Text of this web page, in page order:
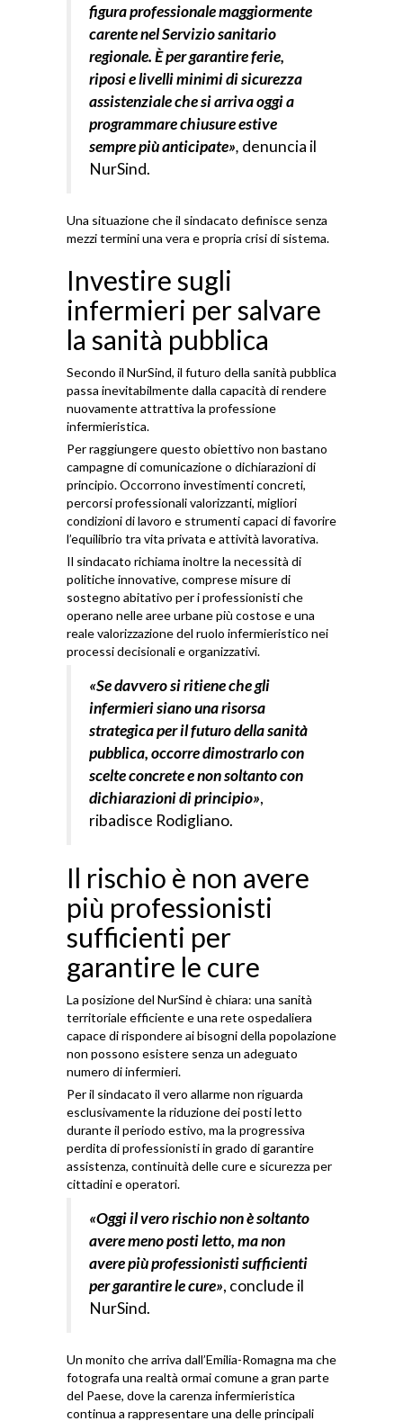
figura professionale maggiormente
carente nel Servizio sanitario
regionale. È per garantire ferie,
riposi e livelli minimi di sicurezza
assistenziale che si arriva oggi a
programmare chiusure estive
sempre più anticipate», denuncia il
NurSind.
Una situazione che il sindacato definisce senza
mezzi termini una vera e propria crisi di sistema.
Investire sugli
infermieri per salvare
la sanità pubblica
Secondo il NurSind, il futuro della sanità pubblica
passa inevitabilmente dalla capacità di rendere
nuovamente attrattiva la professione
infermieristica.
Per raggiungere questo obiettivo non bastano
campagne di comunicazione o dichiarazioni di
principio. Occorrono investimenti concreti,
percorsi professionali valorizzanti, migliori
condizioni di lavoro e strumenti capaci di favorire
l’equilibrio tra vita privata e attività lavorativa.
Il sindacato richiama inoltre la necessità di
politiche innovative, comprese misure di
sostegno abitativo per i professionisti che
operano nelle aree urbane più costose e una
reale valorizzazione del ruolo infermieristico nei
processi decisionali e organizzativi.
«Se davvero si ritiene che gli
infermieri siano una risorsa
strategica per il futuro della sanità
pubblica, occorre dimostrarlo con
scelte concrete e non soltanto con
dichiarazioni di principio»,
ribadisce Rodigliano.
Il rischio è non avere
più professionisti
sufficienti per
garantire le cure
La posizione del NurSind è chiara: una sanità
territoriale efficiente e una rete ospedaliera
capace di rispondere ai bisogni della popolazione
non possono esistere senza un adeguato
numero di infermieri.
Per il sindacato il vero allarme non riguarda
esclusivamente la riduzione dei posti letto
durante il periodo estivo, ma la progressiva
perdita di professionisti in grado di garantire
assistenza, continuità delle cure e sicurezza per
cittadini e operatori.
«Oggi il vero rischio non è soltanto
avere meno posti letto, ma non
avere più professionisti sufficienti
per garantire le cure», conclude il
NurSind.
Un monito che arriva dall’Emilia-Romagna ma che
fotografa una realtà ormai comune a gran parte
del Paese, dove la carenza infermieristica
continua a rappresentare una delle principali